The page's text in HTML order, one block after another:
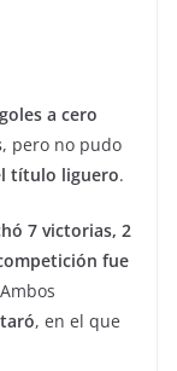
a cero
, pero no pudo
título liguero.
7 victorias, 2
fue
, en el que